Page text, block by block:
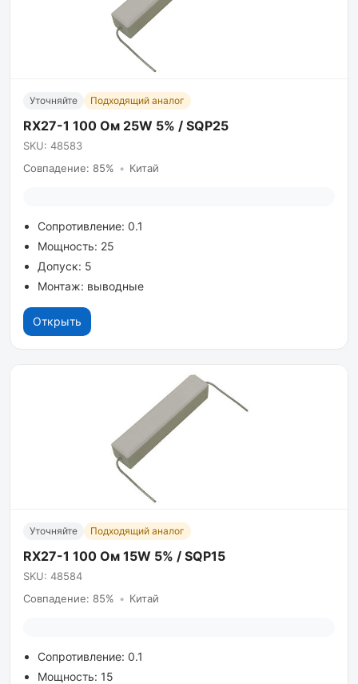
Уточняйте Подходящий аналог
RX27-1 100 Ом 25W 5% / SQP25
SKU: 48583
Совпадение: 85% • Китай
Сопротивление: 0.1
Мощность: 25
Допуск: 5
Монтаж: выводные
Открыть
Уточняйте Подходящий аналог
RX27-1 100 Ом 15W 5% / SQP15
SKU: 48584
Совпадение: 85% • Китай
Сопротивление: 0.1
Мощность: 15